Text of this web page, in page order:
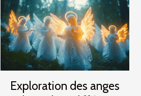
Exploration des anges